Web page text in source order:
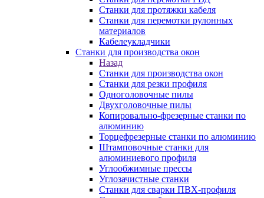
Станки для протяжки кабеля
Станки для перемотки рулонных
материалов
Кабелеукладчики
Станки для производства окон
Назад
Станки для производства окон
Станки для резки профиля
Одноголовочные пилы
Двухголовочные пилы
Копировально-фрезерные станки по
алюминию
Торцефрезерные станки по алюминию
Штамповочные станки для
алюминиевого профиля
Углообжимные прессы
Углозачистные станки
Станки для сварки ПВХ-профиля